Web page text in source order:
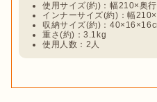
使用サイズ(約)：幅210×奥
インナーサイズ(約)：幅
収納サイズ(約)：
重さ(約)：3.1kg
使用人数：2人